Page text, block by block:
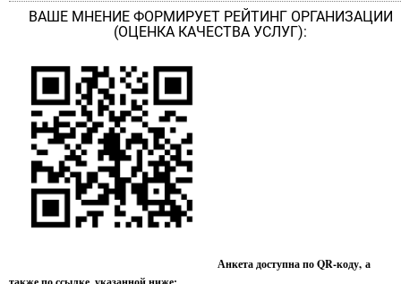
ВАШЕ МНЕНИЕ ФОРМИРУЕТ РЕЙТИНГ ОРГАНИЗАЦИИ
(ОЦЕНКА КАЧЕСТВА УСЛУГ):
Анкета доступна по QR-коду, а